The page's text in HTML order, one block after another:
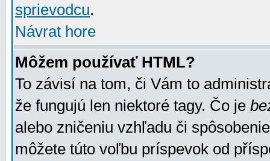
sprievodcu.
Návrat hore
Môžem používať HTML?
To závisí na tom, či Vám to
že fungujú len niektoré tagy. Čo je
alebo zničeniu vzhľadu či
môžete túto voľbu príspevok od